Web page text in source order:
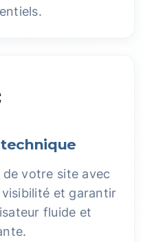
votre site avec
et garantir
fluide et